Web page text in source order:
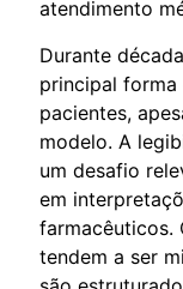
atendimento
Durante
principal forma
pacientes,
modelo. A
um desafio
em
farmacêuticos.
tendem a ser